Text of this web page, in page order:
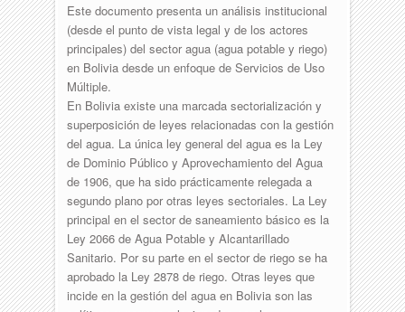
Este documento presenta un análisis institucional
(desde el punto de vista legal y de los actores
principales) del sector agua (agua potable y riego)
en Bolivia desde un enfoque de Servicios de Uso
Múltiple.
En Bolivia existe una marcada sectorialización y
superposición de leyes relacionadas con la gestión
del agua. La única ley general del agua es la Ley
de Dominio Público y Aprovechamiento del Agua
de 1906, que ha sido prácticamente relegada a
segundo plano por otras leyes sectoriales. La Ley
principal en el sector de saneamiento básico es la
Ley 2066 de Agua Potable y Alcantarillado
Sanitario. Por su parte en el sector de riego se ha
aprobado la Ley 2878 de riego. Otras leyes que
incide en la gestión del agua en Bolivia son las